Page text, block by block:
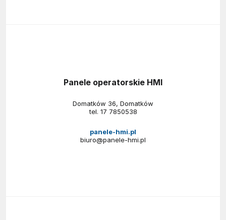
Panele operatorskie HMI
Domatków 36, Domatków
tel. 17 7850538
panele-hmi.pl
biuro@panele-hmi.pl